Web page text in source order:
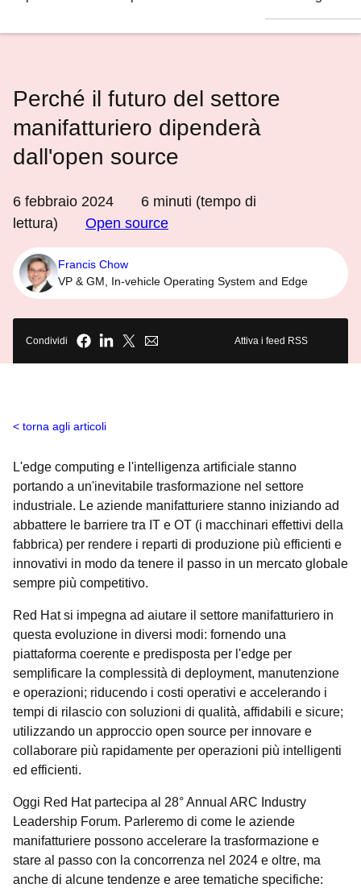
Perché il futuro del settore
manifatturiero dipenderà
dall'open source
6 febbraio 2024 6 minuti (tempo di
lettura)
Open source
Francis Chow
VP & GM, In-vehicle Operating System and Edge
Condividi Attiva i feed RSS
torna agli articoli
L'edge computing e l'intelligenza artificiale stanno
portando a un'inevitabile trasformazione nel settore
industriale. Le aziende manifatturiere stanno iniziando ad
abbattere le barriere tra IT e OT (i macchinari effettivi della
fabbrica) per rendere i reparti di produzione più efficienti e
innovativi in modo da tenere il passo in un mercato globale
sempre più competitivo.
Red Hat si impegna ad aiutare il settore manifatturiero in
questa evoluzione in diversi modi: fornendo una
piattaforma coerente e predisposta per l'edge per
semplificare la complessità di deployment, manutenzione
e operazioni; riducendo i costi operativi e accelerando i
tempi di rilascio con soluzioni di qualità, affidabili e sicure;
utilizzando un approccio open source per innovare e
collaborare più rapidamente per operazioni più intelligenti
ed efficienti.
Oggi Red Hat partecipa al 28° Annual ARC Industry
Leadership Forum. Parleremo di come le aziende
manifatturiere possono accelerare la trasformazione e
stare al passo con la concorrenza nel 2024 e oltre, ma
anche di alcune tendenze e aree tematiche specifiche: